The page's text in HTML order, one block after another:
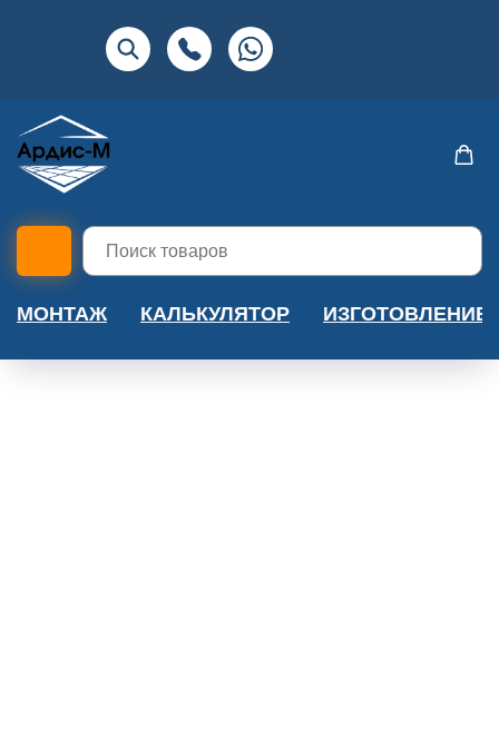
МОНТАЖ КАЛЬКУЛЯТОР ИЗГОТОВЛЕНИЕ